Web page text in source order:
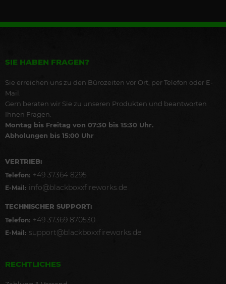
SIE HABEN FRAGEN?
Sie erreichen uns zu den Bürozeiten vor Ort, per Telefon oder E-
Mail.
Gern beraten wir Sie zu unseren Produkten und beantworten
Ihnen Fragen.
Montag bis Freitag von 07:30 bis 15:30 Uhr.
Abholungen bis 15:00 Uhr
VERTRIEB:
Telefon: +49 37364 8295
E-Mail: info@blackboxxfireworks.de
TECHNISCHER SUPPORT:
Telefon: +49 37369 870530
E-Mail: support@blackboxxfireworks.de
RECHTLICHES